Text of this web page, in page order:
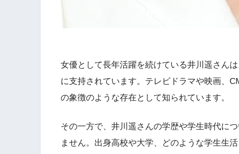
女優として長年活躍を続けている井川遥さん
に支持されています。テレビドラマや映画、
の象徴のような存在として知られています。
その一方で、井川遥さんの学歴や学生時代に
ません。出身高校や大学、どのような学生生